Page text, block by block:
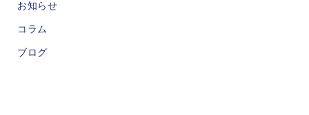
お知らせ
コラム
ブログ